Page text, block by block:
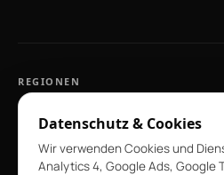
REGIONEN
Werbeagentur Siegen
Butzbach·Werbeagentur Bad Nauheim
Webdesign Siegen ·Webdesign
Datenschutz & Cookies
Wir verwenden Cookies und
Analytics 4, Google Ads, Google